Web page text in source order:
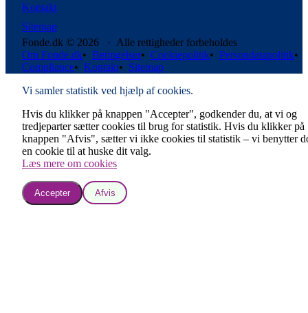
Kontakt
Sitemap
Fonde.dk © 2026 · Alle rettigheder forbeholdes
Om Fonde.dk• Betingelser• Cookiepolitik• Persondatapolitik•
Compliance• Kontakt• Sitemap
Vi samler statistik ved hjælp af cookies.
Hvis du klikker på knappen "Accepter", godkender du, at vi og
tredjeparter sætter cookies til brug for statistik. Hvis du klikker på
knappen "Afvis", sætter vi ikke cookies til statistik – vi benytter
en cookie til at huske dit valg.
Læs mere om cookies
Accepter Afvis